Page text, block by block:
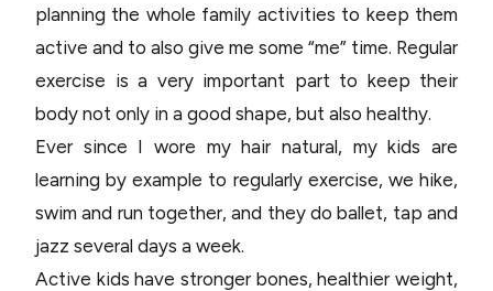
planning the whole family activities to keep them
active and to also give me some “me” time. Regular
exercise is a very important part to keep their
body not only in a good shape, but also healthy.
Ever since I wore my hair natural, my kids are
learning by example to regularly exercise, we hike,
swim and run together, and they do ballet, tap and
jazz several days a week.
Active kids have stronger bones, healthier weight,